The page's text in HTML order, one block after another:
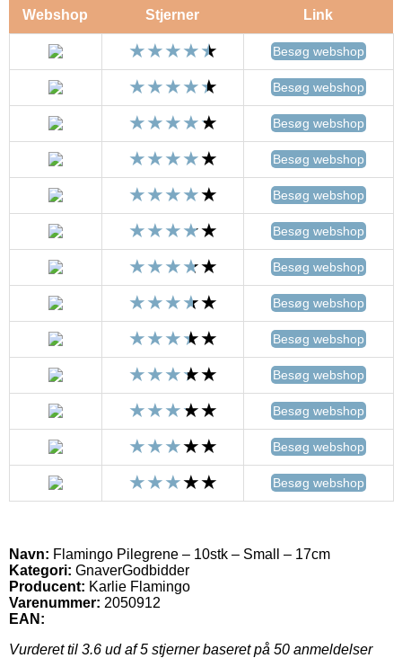
Webshop Stjerner Link
Besøg webshop
Besøg webshop
Besøg webshop
Besøg webshop
Besøg webshop
Besøg webshop
Besøg webshop
Besøg webshop
Besøg webshop
Besøg webshop
Besøg webshop
Besøg webshop
Besøg webshop
Navn: Flamingo Pilegrene – 10stk – Small – 17cm
Kategori: GnaverGodbidder
Producent: Karlie Flamingo
Varenummer: 2050912
EAN:
Vurderet til 3.6 ud af 5 stjerner baseret på 50 anmeldelser